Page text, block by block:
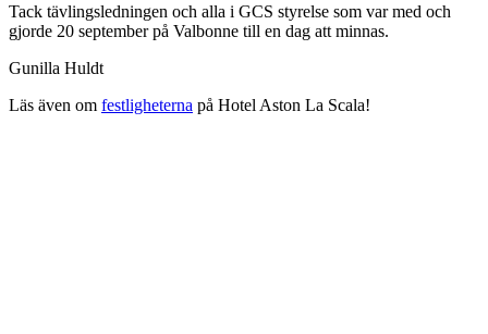
Tack tävlingsledningen och alla i GCS styrelse som var med och
gjorde 20 september på Valbonne till en dag att minnas.
Gunilla Huldt
Läs även om festligheterna på Hotel Aston La Scala!